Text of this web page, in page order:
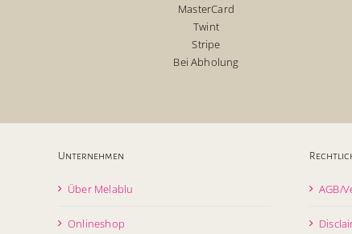
MasterCard
Twint
Stripe
Bei Abholung
Unternehmen
Über Melablu
Onlineshop
AGB/